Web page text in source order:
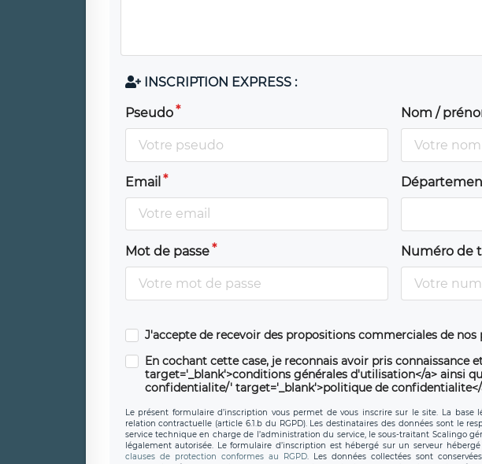
INSCRIPTION EXPRESS :
Pseudo Nom /
Email
Mot de passe Numéro de
J'accepte de recevoir des propositions commerciales de nos
En cochant cette case, je reconnais avoir pris connaissance
target='_blank'>conditions générales d'utilisation</a> ainsi
confidentialite/' target='_blank'>politique de confidentialite</
Le présent formulaire d’inscription vous permet de vous inscrire sur le site. La base
relation contractuelle (article 6.1.b du RGPD). Les destinataires des données sont le
service technique en charge de l’administration du service, le sous-traitant Scalingo
légalement autorisée. Le formulaire d’inscription est hébergé sur un serveur
clauses de protection conformes au RGPD. Les données collectées sont